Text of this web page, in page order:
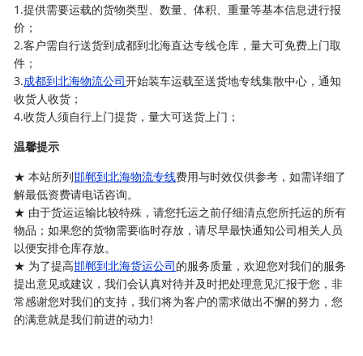
1.提供需要运载的货物类型、数量、体积、重量等基本信息进行报
价；
2.客户需自行送货到成都到北海直达专线仓库，量大可免费上门取
件；
3.成都到北海物流公司开始装车运载至送货地专线集散中心，通知
收货人收货；
4.收货人须自行上门提货，量大可送货上门；
温馨提示
★ 本站所列邯郸到北海物流专线费用与时效仅供参考，如需详细了
解最低资费请电话咨询。
★ 由于货运运输比较特殊，请您托运之前仔细清点您所托运的所有
物品；如果您的货物需要临时存放，请尽早最快通知公司相关人员
以便安排仓库存放。
★ 为了提高邯郸到北海货运公司的服务质量，欢迎您对我们的服务
提出意见或建议，我们会认真对待并及时把处理意见汇报于您，非
常感谢您对我们的支持，我们将为客户的需求做出不懈的努力，您
的满意就是我们前进的动力!